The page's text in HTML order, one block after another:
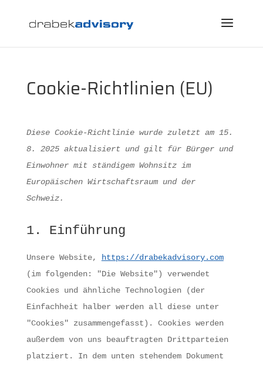
Cookie-Richtlinien (EU)
Diese Cookie-Richtlinie wurde zuletzt am 15.
8. 2025 aktualisiert und gilt für Bürger und
Einwohner mit ständigem Wohnsitz im
Europäischen Wirtschaftsraum und der
Schweiz.
1. Einführung
Unsere Website,
https://drabekadvisory.com
(im folgenden: "Die Website") verwendet
Cookies und ähnliche Technologien (der
Einfachheit halber werden all diese unter
"Cookies" zusammengefasst). Cookies werden
außerdem von uns beauftragten Drittparteien
platziert. In dem unten stehendem Dokument